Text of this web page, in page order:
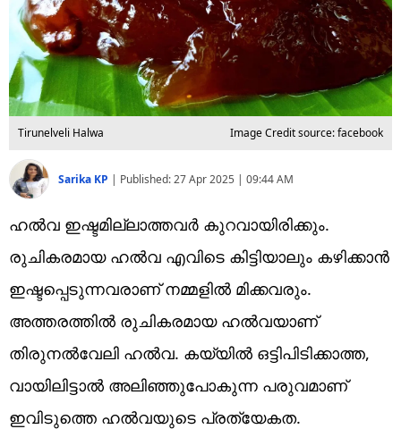
Tirunelveli Halwa Image Credit source: facebook
Sarika KP | Published:27 Apr 2025 | 09:44 AM
ഹൽവ ഇഷ്ടമില്ലാത്തവർ കുറവായിരിക്കും.
രുചികരമായ ഹൽവ എവിടെ കിട്ടിയാലും കഴിക്കാൻ
ഇഷ്ടപ്പെടുന്നവരാണ് നമ്മളിൽ മിക്കവരും.
അത്തരത്തിൽ രുചികരമായ ഹൽവയാണ്
തിരുനൽവേലി ഹൽവ. കയ്യിൽ ഒട്ടിപിടിക്കാത്ത,
വായിലിട്ടാൽ അലിഞ്ഞുപോകുന്ന പരുവമാണ്
ഇവിടുത്തെ ​ഹൽവയുടെ പ്രത്യേകത.